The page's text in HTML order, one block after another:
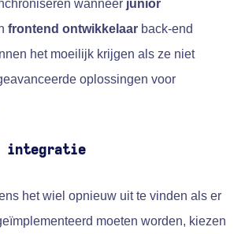
wanneer junior
frontend ontwikkelaar back-end
het moeilijk krijgen als ze niet
oplossingen voor
integratie
het wiel opnieuw uit te vinden als er
moeten worden, kiezen